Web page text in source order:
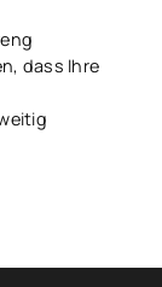
dass Ihre